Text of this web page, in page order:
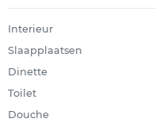
Interieur
Slaapplaatsen
Dinette
Toilet
Douche